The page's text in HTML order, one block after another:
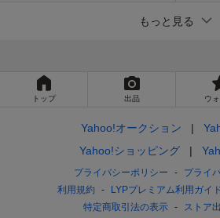
もっと見る
トップ 出品 ウ
Yahoo!オークション
Yahoo!ショッピング
プライバシーポリシー
プライ
利用規約
LYPプレミアム利用ガイ
特定商取引法の表示
ストア